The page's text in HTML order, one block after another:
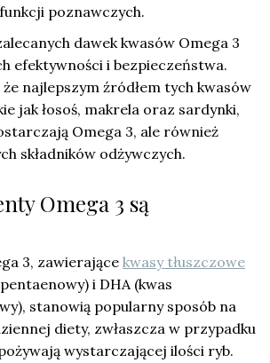
poznawczych.
dawek kwasów Omega 3
efektywności i bezpieczeństwa.
najlepszym źródłem tych kwasów
jak łosoś, makrela oraz sardynki,
Omega 3, ale również
składników odżywczych.
Omega 3 są
3, zawierające kwasy tłuszczowe
i DHA (kwas
stanowią popularny sposób na
diety, zwłaszcza w przypadku
wystarczającej ilości ryb.